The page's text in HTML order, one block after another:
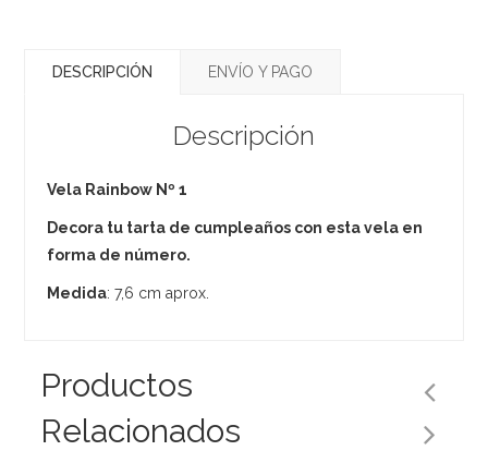
DESCRIPCIÓN ENVÍO Y PAGO
Descripción
Vela Rainbow Nº 1
Decora tu tarta de cumpleaños con esta vela en
forma de número.
Medida: 7,6 cm aprox.
Productos
Relacionados